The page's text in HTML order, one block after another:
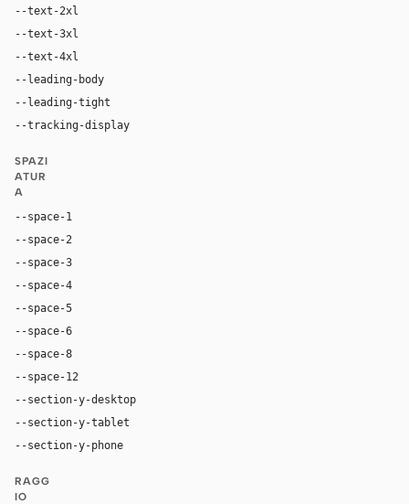
--text-2xl
--text-3xl
--text-4xl
--leading-body
--leading-tight
--tracking-display
SPAZI
ATUR
A
--space-1
--space-2
--space-3
--space-4
--space-5
--space-6
--space-8
--space-12
--section-y-desktop
--section-y-tablet
--section-y-phone
RAGG
IO